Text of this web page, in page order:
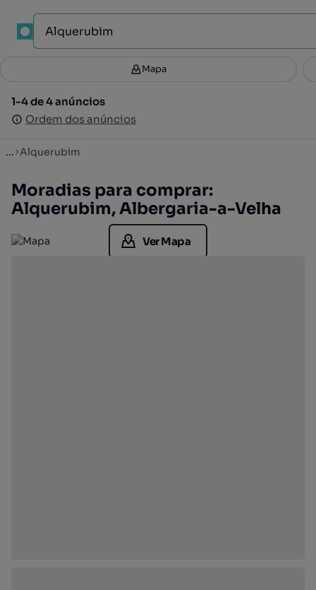
Filtros 2
1-4 de 4 anúncios
Ordem dos anúncios
Mapa
1-4 de 4 anúncios
Ordem dos anúncios
... Alquerubim
Moradias para comprar:
Alquerubim, Albergaria-a-Velha
Ver Mapa